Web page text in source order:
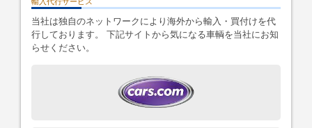
当社は独自のネットワークにより海外から輸入・買付けを代
行しております。 下記サイトから気になる車輌を当社にお知
らせください。